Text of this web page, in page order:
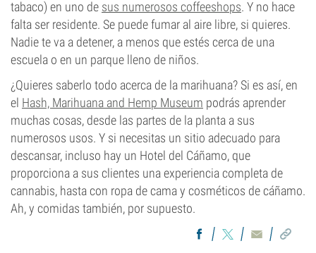
tabaco) en uno de sus numerosos coffeeshops. Y no hace
falta ser residente. Se puede fumar al aire libre, si quieres.
Nadie te va a detener, a menos que estés cerca de una
escuela o en un parque lleno de niños.
¿Quieres saberlo todo acerca de la marihuana? Si es así, en
el Hash, Marihuana and Hemp Museum podrás aprender
muchas cosas, desde las partes de la planta a sus
numerosos usos. Y si necesitas un sitio adecuado para
descansar, incluso hay un Hotel del Cáñamo, que
proporciona a sus clientes una experiencia completa de
cannabis, hasta con ropa de cama y cosméticos de cáñamo.
Ah, y comidas también, por supuesto.